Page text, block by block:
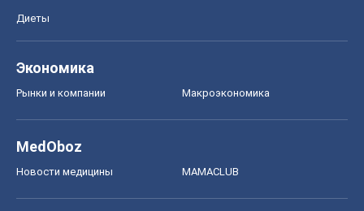
Диеты
Экономика
Рынки и компании Mакроэкономика
MedOboz
Новости медицины MAMACLUB